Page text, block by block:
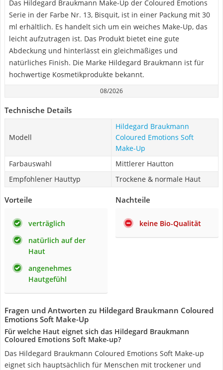
Das Hildegard Braukmann Make-Up der Coloured Emotions
Serie in der Farbe Nr. 13, Bisquit, ist in einer Packung mit 30
ml erhältlich. Es handelt sich um ein weiches Make-Up, das
leicht aufzutragen ist. Das Produkt bietet eine gute
Abdeckung und hinterlässt ein gleichmäßiges und
natürliches Finish. Die Marke Hildegard Braukmann ist für
hochwertige Kosmetikprodukte bekannt.
08/2026
Technische Details
Modell
Hildegard Braukmann
Coloured Emotions Soft
Make-Up
Farbauswahl
Mittlerer Hautton
Empfohlener Hauttyp
Trockene & normale Haut
Vorteile
verträglich
natürlich auf der
Haut
angenehmes
Hautgefühl
Nachteile
keine Bio-Qualität
Fragen und Antworten zu Hildegard Braukmann Coloured
Emotions Soft Make-Up
Für welche Haut eignet sich das Hildegard Braukmann
Coloured Emotions Soft Make-up?
Das Hildegard Braukmann Coloured Emotions Soft Make-up
eignet sich hauptsächlich für Menschen mit trockener und